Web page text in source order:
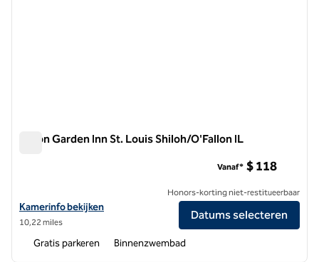
Hilton Garden Inn St. Louis Shiloh/O'Fallon IL
Bekijk hoteldetails voor Hilton Garden Inn St. Louis Shiloh/O'Fallon IL
Kamerinfo bekijken
10,22 miles
Vanaf* $ 118
Honors-korting niet-restitueerbaar
Datums selecteren
Gratis parkeren Binnenzwembad